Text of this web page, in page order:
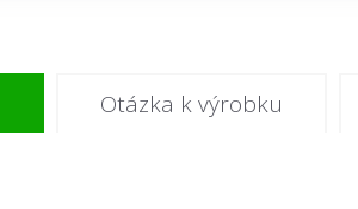
Otázka k výrobku